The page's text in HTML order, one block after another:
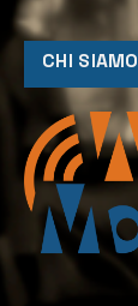
CHI SIAMO